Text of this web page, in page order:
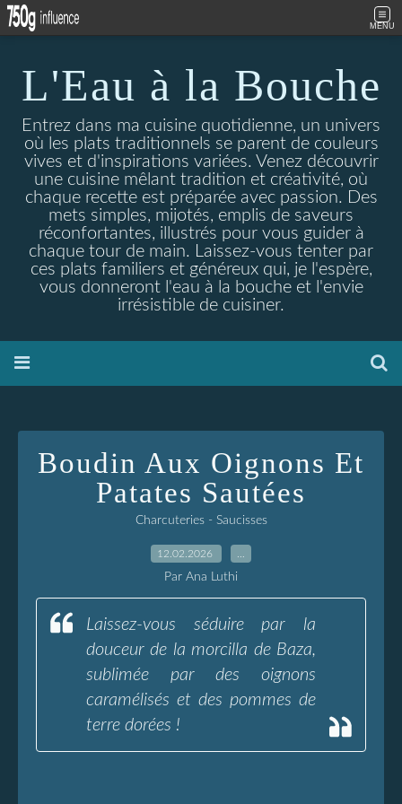
MENU
L'Eau à la Bouche
Entrez dans ma cuisine quotidienne, un univers
où les plats traditionnels se parent de couleurs
vives et d'inspirations variées. Venez découvrir
une cuisine mêlant tradition et créativité, où
chaque recette est préparée avec passion. Des
mets simples, mijotés, emplis de saveurs
réconfortantes, illustrés pour vous guider à
chaque tour de main. Laissez-vous tenter par
ces plats familiers et généreux qui, je l'espère,
vous donneront l'eau à la bouche et l'envie
irrésistible de cuisiner.
Boudin Aux Oignons Et
Patates Sautées
Charcuteries - Saucisses
12.02.2026
Par Ana Luthi
Laissez-vous séduire par la
douceur de la morcilla de Baza,
sublimée par des oignons
caramélisés et des pommes de
terre dorées !